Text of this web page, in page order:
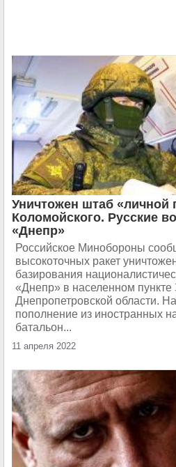
Уничтожен штаб «личной
Коломойского. Русские
«Днепр»
Российское Минобороны
высокоточных ракет
базирования
«Днепр» в населенном пункте
Днепропетровской области.
пополнение из иностранных
батальон...
11 апреля 2022